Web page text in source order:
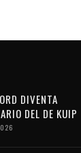
DIVENTA
DEL DE KUIP